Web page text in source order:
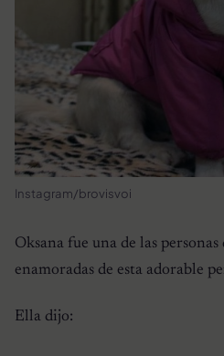
Instagram/brovisvoi
Oksana fue una de las
enamoradas de esta adorable
Ella dijo: